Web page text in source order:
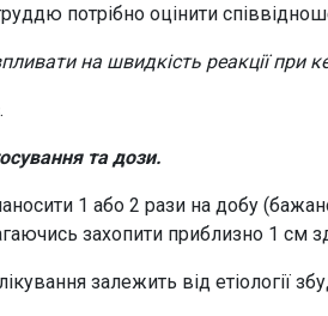
потрібно оцінити
на швидкість реакції при
та дози.
1 або 2 рази на добу
захопити приблизно 1 см
залежить від етіології